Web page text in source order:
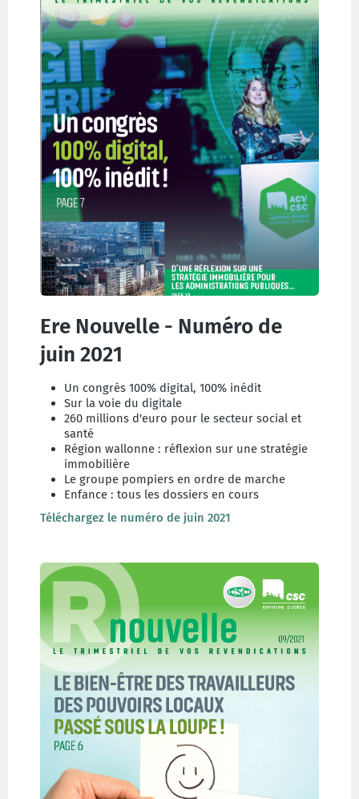
Ere Nouvelle - Numéro de
juin 2021
Un congrès 100% digital, 100% inédit
Sur la voie du digitale
260 millions d'euro pour le secteur social et
santé
Région wallonne : réflexion sur une stratégie
immobilière
Le groupe pompiers en ordre de marche
Enfance : tous les dossiers en cours
Téléchargez le numéro de juin 2021